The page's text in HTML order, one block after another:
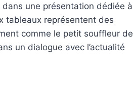
une présentation dédiée à
tableaux représentent des
comme le petit souffleur de
un dialogue avec l’actualité